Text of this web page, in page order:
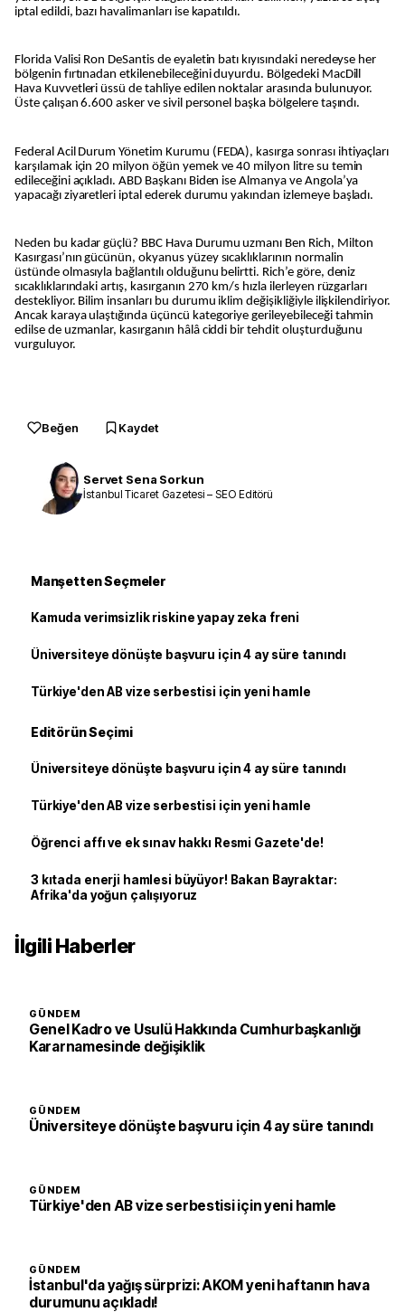
iptal edildi, bazı havalimanları ise kapatıldı.
Florida Valisi Ron DeSantis de eyaletin batı kıyısındaki neredeyse her
bölgenin fırtınadan etkilenebileceğini duyurdu. Bölgedeki MacDill
Hava Kuvvetleri üssü de tahliye edilen noktalar arasında bulunuyor.
Üste çalışan 6.600 asker ve sivil personel başka bölgelere taşındı.
Federal Acil Durum Yönetim Kurumu (FEDA), kasırga sonrası ihtiyaçları
karşılamak için 20 milyon öğün yemek ve 40 milyon litre su temin
edileceğini açıkladı. ABD Başkanı Biden ise Almanya ve Angola’ya
yapacağı ziyaretleri iptal ederek durumu yakından izlemeye başladı.
Neden bu kadar güçlü? BBC Hava Durumu uzmanı Ben Rich, Milton
Kasırgası’nın gücünün, okyanus yüzey sıcaklıklarının normalin
üstünde olmasıyla bağlantılı olduğunu belirtti. Rich’e göre, deniz
sıcaklıklarındaki artış, kasırganın 270 km/s hızla ilerleyen rüzgarları
destekliyor. Bilim insanları bu durumu iklim değişikliğiyle ilişkilendiriyor.
Ancak karaya ulaştığında üçüncü kategoriye gerileyebileceği tahmin
edilse de uzmanlar, kasırganın hâlâ ciddi bir tehdit oluşturduğunu
vurguluyor.
Beğen Kaydet
Servet Sena Sorkun
İstanbul Ticaret Gazetesi – SEO Editörü
Manşetten Seçmeler
Kamuda verimsizlik riskine yapay zeka freni
Üniversiteye dönüşte başvuru için 4 ay süre tanındı
Türkiye'den AB vize serbestisi için yeni hamle
Editörün Seçimi
Üniversiteye dönüşte başvuru için 4 ay süre tanındı
Türkiye'den AB vize serbestisi için yeni hamle
Öğrenci affı ve ek sınav hakkı Resmi Gazete'de!
3 kıtada enerji hamlesi büyüyor! Bakan Bayraktar:
Afrika'da yoğun çalışıyoruz
İlgili Haberler
GÜNDEM
Genel Kadro ve Usulü Hakkında Cumhurbaşkanlığı
Kararnamesinde değişiklik
GÜNDEM
Üniversiteye dönüşte başvuru için 4 ay süre tanındı
GÜNDEM
Türkiye'den AB vize serbestisi için yeni hamle
GÜNDEM
İstanbul'da yağış sürprizi: AKOM yeni haftanın hava
durumunu açıkladı!